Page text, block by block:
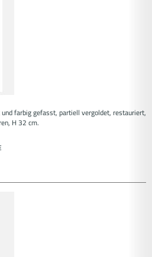
farbig gefasst, partiell vergoldet, restauriert,
H 32 cm.